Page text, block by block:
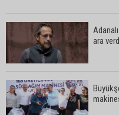
ara